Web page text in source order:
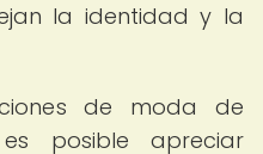
la identidad y la
de moda de
posible apreciar